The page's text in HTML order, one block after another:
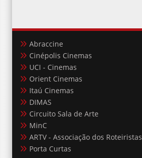
Abraccine
Cinépolis Cinemas
UCI - Cinemas
Orient Cinemas
Itaú Cinemas
DIMAS
Circuito Sala de Arte
MinC
ARTV - Associação dos Roteiristas
Porta Curtas